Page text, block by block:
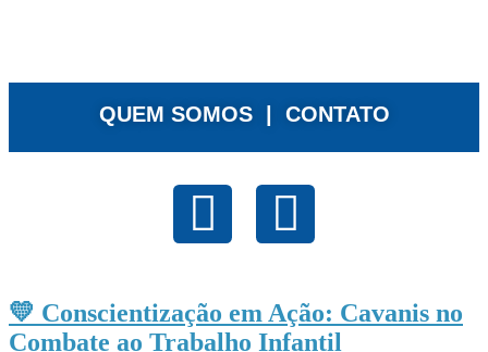
QUEM SOMOS | CONTATO
💛 Conscientização em Ação: Cavanis no
Combate ao Trabalho Infantil